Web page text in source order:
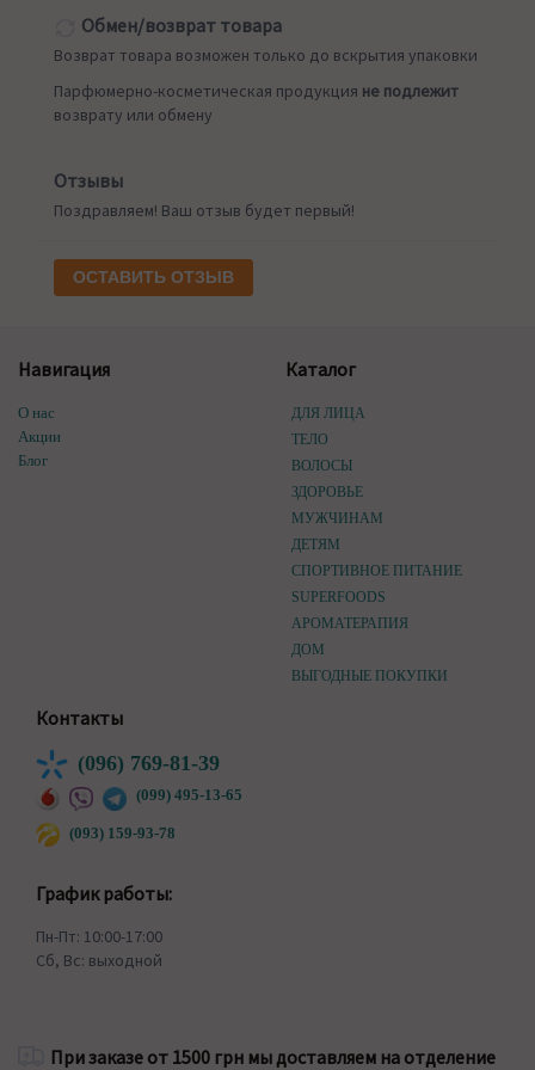
Обмен/возврат товара
Возврат товара возможен только до вскрытия упаковки
Парфюмерно-косметическая продукция не подлежит
возврату или обмену
Отзывы
Поздравляем! Ваш отзыв будет первый!
ОСТАВИТЬ ОТЗЫВ
Навигация
О нас
Акции
Блог
Каталог
ДЛЯ ЛИЦА
ТЕЛО
ВОЛОСЫ
ЗДОРОВЬЕ
МУЖЧИНАМ
ДЕТЯМ
СПОРТИВНОЕ ПИТАНИЕ
SUPERFOODS
АРОМАТЕРАПИЯ
ДОМ
ВЫГОДНЫЕ ПОКУПКИ
Контакты
(096) 769-81-39
(099) 495-13-65
(093) 159-93-78
График работы:
Пн-Пт: 10:00-17:00
Сб, Вс: выходной
При заказе от 1500 грн мы доставляем на отделение